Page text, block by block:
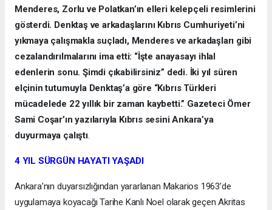
Menderes, Zorlu ve Polatkan’ın elleri kelepçeli resimlerini
gösterdi. Denktaş ve arkadaşlarını Kıbrıs Cumhuriyeti’ni
yıkmaya çalışmakla suçladı, Menderes ve arkadaşları gibi
cezalandırılmalarını ima etti: “İşte anayasayı ihlal
edenlerin sonu. Şimdi çıkabilirsiniz” dedi. İki yıl süren
elçinin tutumuyla Denktaş’a göre “Kıbrıs Türkleri
mücadelede 22 yıllık bir zaman kaybetti.” Gazeteci Ömer
Sami Coşar’ın yazılarıyla Kıbrıs sesini Ankara’ya
duyurmaya çalıştı.
4 YIL SÜRGÜN HAYATI YAŞADI
Ankara’nın duyarsızlığından yararlanan Makarios 1963’de
uygulamaya koyacağı Tarihe Kanlı Noel olarak geçen Akritas